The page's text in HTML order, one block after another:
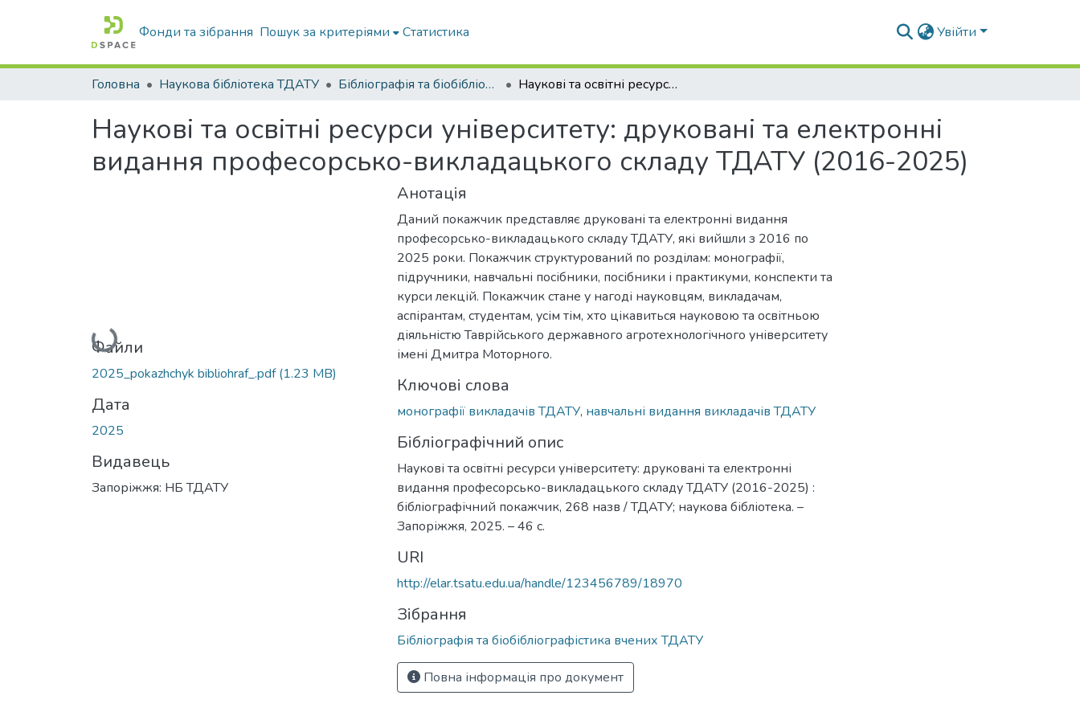
Фонди та зібрання Пошук за критеріями Статистика Увійти
Головна Наукова бібліотека ТДАТУ Бібліографія та біобібліографістика вчених ТДАТУ Наукові та освітні ресурси університету: друковані та електронні видання професорсько-викладацького складу ТДАТУ (2016-2025)
Наукові та освітні ресурси університету: друковані та електронні
видання професорсько-викладацького складу ТДАТУ (2016-2025)
Вантажиться...
Файли
2025_pokazhchyk bibliohraf_.pdf(1.23 MB)
Дата
2025
Видавець
Запоріжжя: НБ ТДАТУ
Анотація
Даний покажчик представляє друковані та електронні видання
професорсько-викладацького складу ТДАТУ, які вийшли з 2016 по
2025 роки. Покажчик структурований по розділам: монографії,
підручники, навчальні посібники, посібники і практикуми, конспекти та
курси лекцій. Покажчик стане у нагоді науковцям, викладачам,
аспірантам, студентам, усім тім, хто цікавиться науковою та освітньою
діяльністю Таврійського державного агротехнологічного університету
імені Дмитра Моторного.
Ключові слова
монографії викладачів ТДАТУ, навчальні видання викладачів ТДАТУ
Бібліографічний опис
Наукові та освітні ресурси університету: друковані та електронні
видання професорсько-викладацького складу ТДАТУ (2016-2025) :
бібліографічний покажчик, 268 назв / ТДАТУ; наукова бібліотека. –
Запоріжжя, 2025. – 46 с.
URI
http://elar.tsatu.edu.ua/handle/123456789/18970
Зібрання
Бібліографія та біобібліографістика вчених ТДАТУ
Повна інформація про документ